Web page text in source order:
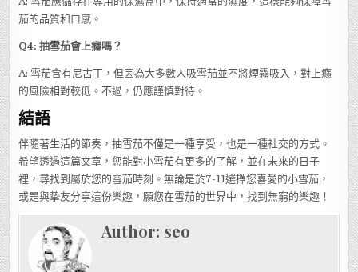
茄的品質和口感。
Q4: 抽雪茄會上癮嗎？
A: 雪茄含有尼古丁，但因為大多數人吸雪茄並不將煙霧吸入，對上癮
的風險相對較低。不過，仍應謹慎對待。
結語
伴隨著生活的節奏，抽雪茄不僅是一種享受，也是一種社交的方式。
希望透過這篇文章，您能對小雪茄有更多的了解，並在未來的日子
裡，尋找到屬於您的雪茄時刻。無論是於7-11選擇您喜愛的小雪茄，
或是與挚友分享這份樂趣，願您在雪茄的世界中，找到無窮的樂趣！
Author: seo